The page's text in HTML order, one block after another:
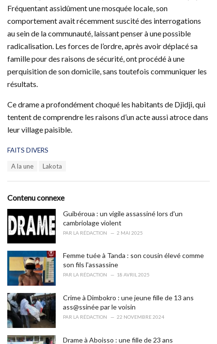
Fréquentant assidûment une mosquée locale, son
comportement avait récemment suscité des interrogations
au sein de la communauté, laissant penser à une possible
radicalisation. Les forces de l’ordre, après avoir déplacé sa
famille pour des raisons de sécurité, ont procédé à une
perquisition de son domicile, sans toutefois communiquer les
résultats.
Ce drame a profondément choqué les habitants de Djidji, qui
tentent de comprendre les raisons d’un acte aussi atroce dans
leur village paisible.
C
o
r
i
e
s
FAITS DIVERS
:
A la une Lakota
Contenu connexe
Guibéroua : un vigile assassiné lors d'un
cambriolage violent
PAR LA RÉDACTION 2 MAI 2025
Femme tuée à Tanda : son cousin élevé comme
son fils l'assassine
PAR LA RÉDACTION 18 AVRIL 2025
Crime à Dimbokro : une jeune fille de 13 ans
ass@ssinée par le voisin
PAR LA RÉDACTION 22 NOVEMBRE 2024
Drame à Aboisso : une fille de 23 ans